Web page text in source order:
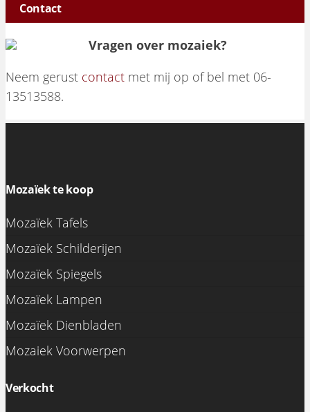
Contact
Vragen over mozaiek?
Neem gerust contact met mij op of bel met 06-
13513588.
Mozaïek te koop
Mozaïek Tafels
Mozaïek Schilderijen
Mozaïek Spiegels
Mozaïek Lampen
Mozaïek Dienbladen
Mozaiek Voorwerpen
Verkocht